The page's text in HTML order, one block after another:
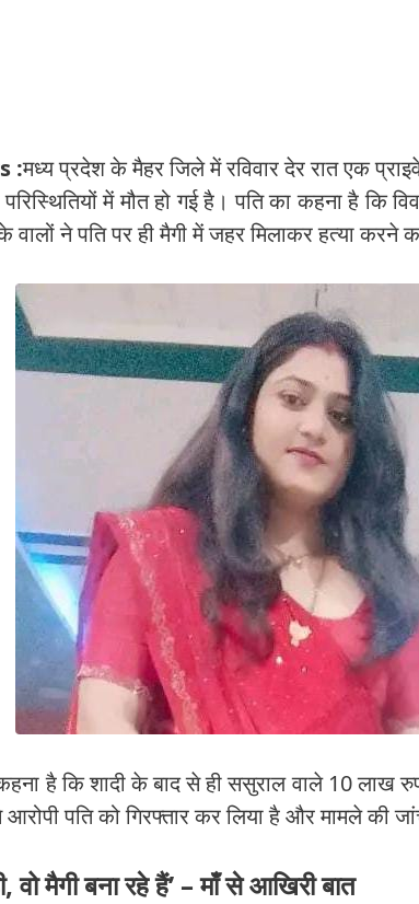
:मध्य प्रदेश के मैहर जिले में रविवार देर रात एक
परिस्थितियों में मौत हो गई है। पति का कहना है कि
वालों ने पति पर ही मैगी में जहर मिलाकर हत्या करने
कहना है कि शादी के बाद से ही ससुराल वाले 10 लाख
पति को गिरफ्तार कर लिया है और मामले की
वो मैगी बना रहे हैं’ – माँ से आखिरी बात